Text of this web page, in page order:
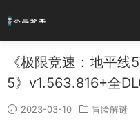
《极限竞速：地平
5》v1.563.816+全
2023-03-10 冒险解谜